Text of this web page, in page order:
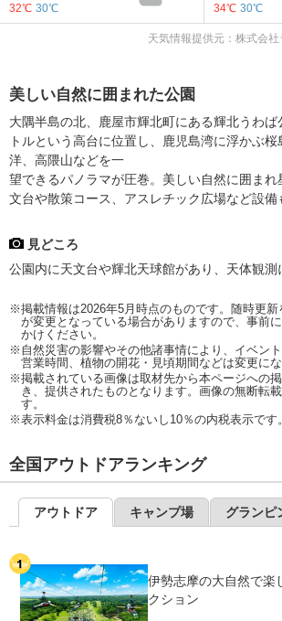
32℃ 30℃ 34℃ 30℃
天気情報提供元：株式会
美しい自然に囲まれた公園
大隅半島の北、鹿屋市輝北町にある輝北うわ
トルという高台に位置し、鹿児島湾に浮かぶ
洋、高隈山などを一
望できるパノラマが圧巻。美しい自然に囲まれ
文台や散策コース、アスレチック広場など設備
見どころ
公園内に天文台や輝北天球館があり、天体観測
※掲載情報は2026年5月時点のものです。随時更新
が変更となっている場合がありますので、事前
かけください。
※自然災害の影響やその他諸事情により、イベン
営業時間、植物の開花・見頃期間などは変更にな
※掲載されている画像は取材先から本ページへの
き、提供されたものとなります。画像の無断転
す。
※表示料金は消費税8％ないし10％の内税表示です。
全国アウトドアランキング
アウトドア キャンプ場 グランピ
伊勢志摩の大自然で楽
クション